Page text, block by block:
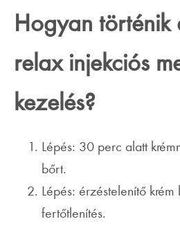
Hogyan történik
relax injekciós
kezelés?
Lépés: 30 perc alatt
bőrt.
Lépés: érzéstelenítő krém
fertőtlenítés.